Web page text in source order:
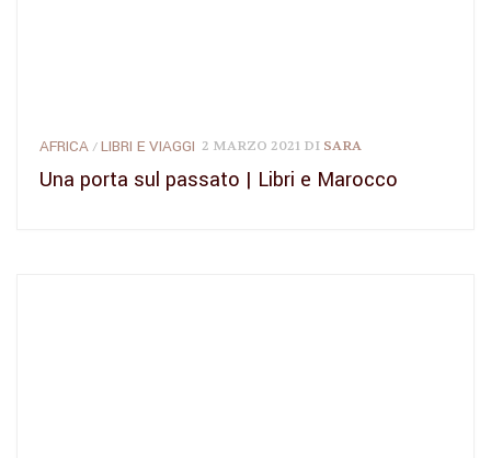
AFRICA/LIBRI E VIAGGI 2 MARZO 2021 DI SARA
Una porta sul passato | Libri e Marocco